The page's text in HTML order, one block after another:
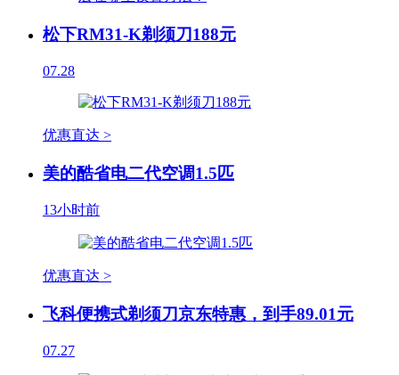
松下RM31-K剃须刀188元
07.28
优惠直达 >
美的酷省电二代空调1.5匹
13小时前
优惠直达 >
飞科便携式剃须刀京东特惠，到手89.01元
07.27